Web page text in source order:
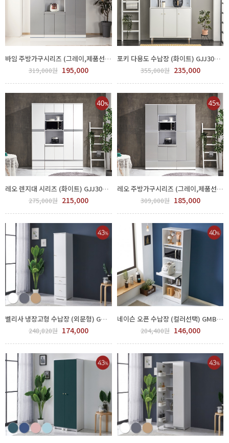
바임 주방가구시리즈 (그레이,제품선택) GJJ300-269-4
319,000원 195,000
포키 다용도 수납장 (화이트) GJJ300-270-6
355,000원 235,000
레오 렌지대 시리즈 (화이트) GJJ300-268-1
275,000원 215,000
레오 주방가구시리즈 (그레이,제품선택) GJJ300-268-4
309,000원 185,000
벨리사 냉장고형 수납장 (외문형) GMB201-003
248,820원 174,000
네이슨 오픈 수납장 (컬러선택) GMB202-010
204,400원 146,000